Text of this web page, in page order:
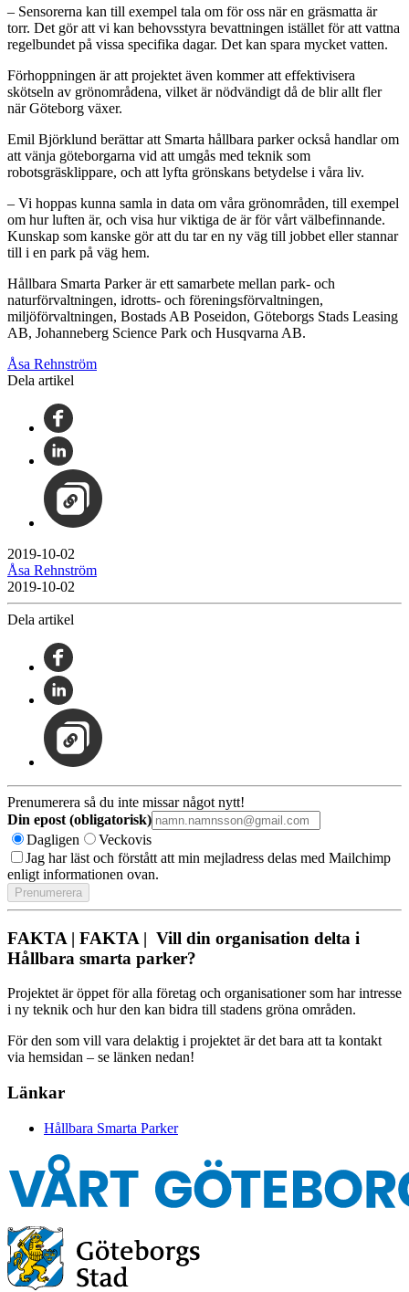
– Sensorerna kan till exempel tala om för oss när en gräsmatta är
torr. Det gör att vi kan behovsstyra bevattningen istället för att vattna
regelbundet på vissa specifika dagar. Det kan spara mycket vatten.
Förhoppningen är att projektet även kommer att effektivisera
skötseln av grönområdena, vilket är nödvändigt då de blir allt fler
när Göteborg växer.
Emil Björklund berättar att Smarta hållbara parker också handlar om
att vänja göteborgarna vid att umgås med teknik som
robotsgräsklippare, och att lyfta grönskans betydelse i våra liv.
– Vi hoppas kunna samla in data om våra grönområden, till exempel
om hur luften är, och visa hur viktiga de är för vårt välbefinnande.
Kunskap som kanske gör att du tar en ny väg till jobbet eller stannar
till i en park på väg hem.
Hållbara Smarta Parker är ett samarbete mellan park- och
naturförvaltningen, idrotts- och föreningsförvaltningen,
miljöförvaltningen, Bostads AB Poseidon, Göteborgs Stads Leasing
AB, Johanneberg Science Park och Husqvarna AB.
Åsa Rehnström
Dela artikel
2019-10-02
Åsa Rehnström
2019-10-02
Dela artikel
Prenumerera så du inte missar något nytt!
Din epost (obligatorisk)
Dagligen
Veckovis
Jag har läst och förstått att min mejladress delas med Mailchimp
enligt informationen ovan.
FAKTA | FAKTA | Vill din organisation delta i
Hållbara smarta parker?
Projektet är öppet för alla företag och organisationer som har intresse
i ny teknik och hur den kan bidra till stadens gröna områden.
För den som vill vara delaktig i projektet är det bara att ta kontakt
via hemsidan – se länken nedan!
Länkar
Hållbara Smarta Parker